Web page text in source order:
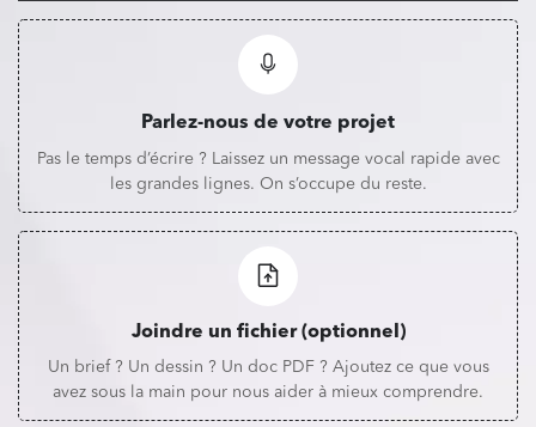
Parlez-nous de votre projet
Pas le temps d’écrire ? Laissez un message vocal rapide avec
les grandes lignes. On s’occupe du reste.
Joindre un fichier (optionnel)
Un brief ? Un dessin ? Un doc PDF ? Ajoutez ce que vous
avez sous la main pour nous aider à mieux comprendre.